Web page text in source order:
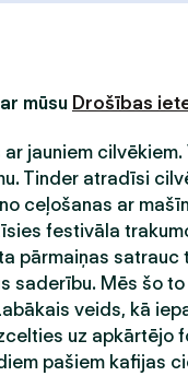
mūsu Drošības
jauniem cilvēkiem.
Tinder atradīsi
ceļošanas ar
festivāla
pārmaiņas satrauc
saderību. Mēs šo
veids, kā
uz apkārtējo
pašiem kafijas